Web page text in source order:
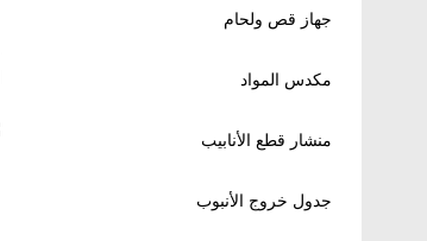
جهاز قص ولحام
مكدس المواد
منشار قطع الأنابيب
جدول خروج الأنبوب